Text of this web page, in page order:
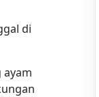
di
ayam